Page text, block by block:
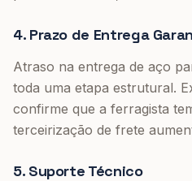
4. Prazo de Entrega
Atraso na entrega de aço
toda uma etapa estrutural.
confirme que a ferragista
terceirização de frete
5. Suporte Técnico